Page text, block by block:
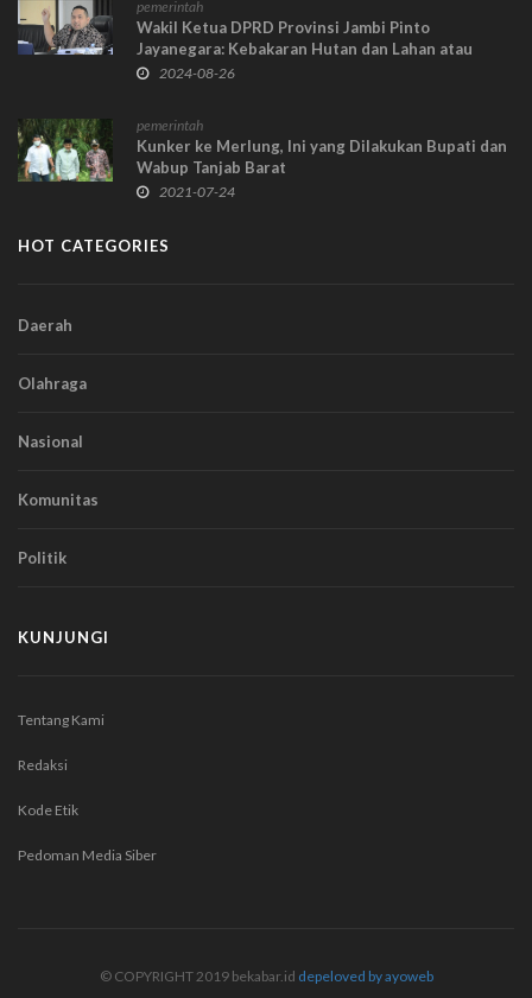
pemerintah
Wakil Ketua DPRD Provinsi Jambi Pinto
Jayanegara: Kebakaran Hutan dan Lahan atau
Karhutla Jangan Dilihat Musiman
2024-08-26
pemerintah
Kunker ke Merlung, Ini yang Dilakukan Bupati dan
Wabup Tanjab Barat
2021-07-24
HOT CATEGORIES
Daerah
Olahraga
Nasional
Komunitas
Politik
KUNJUNGI
Tentang Kami
Redaksi
Kode Etik
Pedoman Media Siber
© COPYRIGHT 2019 bekabar.id depeloved by ayoweb